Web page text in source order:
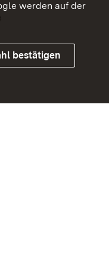
werden auf der
bestätigen